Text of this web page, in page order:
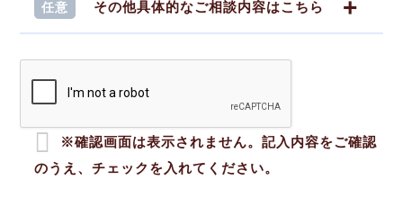
任意 その他具体的なご相談内容はこちら
※確認画面は表示されません。記入内容をご確認
のうえ、チェックを入れてください。